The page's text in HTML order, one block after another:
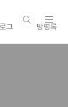
그 방명록